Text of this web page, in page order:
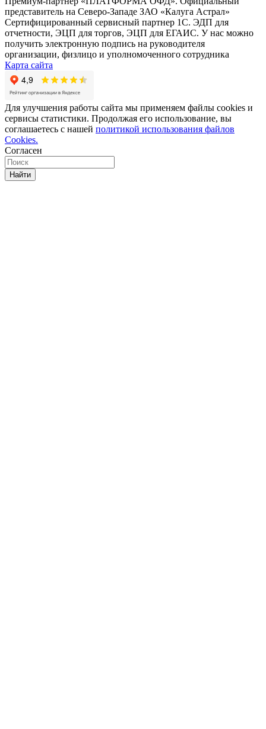
представитель на Северо-Западе ЗАО «Калуга Астрал»
Сертифицированный сервисный партнер 1C. ЭДП для
отчетности, ЭЦП для торгов, ЭЦП для ЕГАИС. У нас можно
получить электронную подпись на руководителя
организации, физлицо и уполномоченного сотрудника
Карта сайта
Для улучшения работы сайта мы применяем файлы cookies и
сервисы статистики. Продолжая его использование, вы
соглашаетесь с нашей политикой использования файлов
Cookies.
Согласен
Найти